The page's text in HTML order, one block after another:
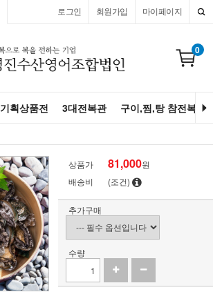
마이페이지
회원가입
로그인
0
기획상품전 3대전복관 구이,찜,탕 참전복
상품가 81,000원
배송비
(조건)
추가구매
수량